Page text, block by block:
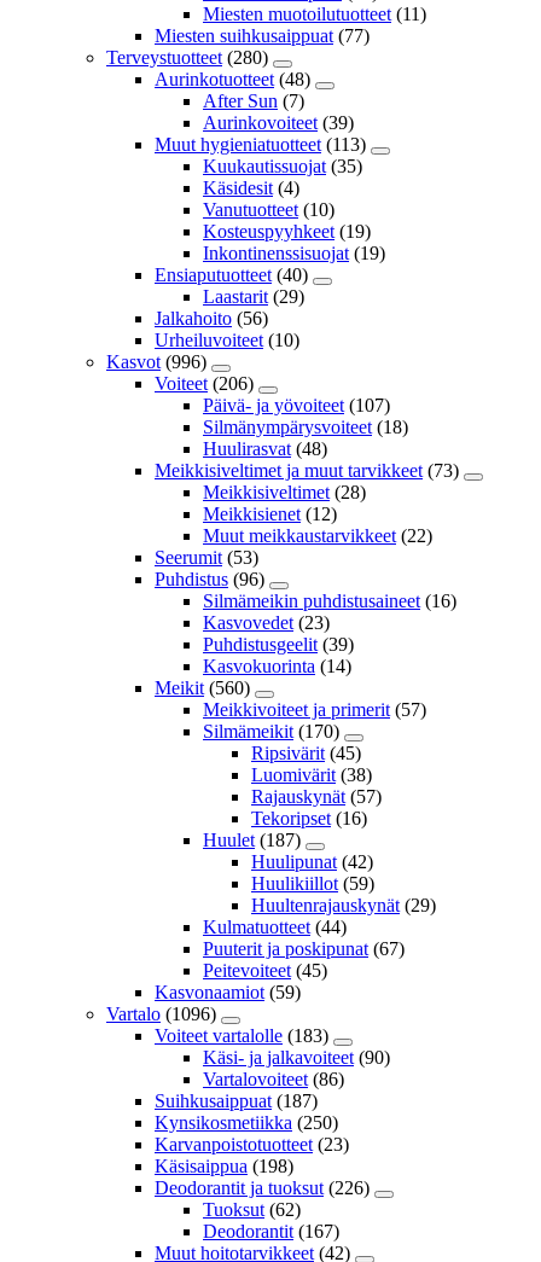
Miesten muotoilutuotteet (11)
Miesten suihkusaippuat (77)
Terveystuotteet (280)
Aurinkotuotteet (48)
After Sun (7)
Aurinkovoiteet (39)
Muut hygieniatuotteet (113)
Kuukautissuojat (35)
Käsidesit (4)
Vanutuotteet (10)
Kosteuspyyhkeet (19)
Inkontinenssisuojat (19)
Ensiaputuotteet (40)
Laastarit (29)
Jalkahoito (56)
Urheiluvoiteet (10)
Kasvot (996)
Voiteet (206)
Päivä- ja yövoiteet (107)
Silmänympärysvoiteet (18)
Huulirasvat (48)
Meikkisiveltimet ja muut tarvikkeet (73)
Meikkisiveltimet (28)
Meikkisienet (12)
Muut meikkaustarvikkeet (22)
Seerumit (53)
Puhdistus (96)
Silmämeikin puhdistusaineet (16)
Kasvovedet (23)
Puhdistusgeelit (39)
Kasvokuorinta (14)
Meikit (560)
Meikkivoiteet ja primerit (57)
Silmämeikit (170)
Ripsivärit (45)
Luomivärit (38)
Rajauskynät (57)
Tekoripset (16)
Huulet (187)
Huulipunat (42)
Huulikiillot (59)
Huultenrajauskynät (29)
Kulmatuotteet (44)
Puuterit ja poskipunat (67)
Peitevoiteet (45)
Kasvonaamiot (59)
Vartalo (1096)
Voiteet vartalolle (183)
Käsi- ja jalkavoiteet (90)
Vartalovoiteet (86)
Suihkusaippuat (187)
Kynsikosmetiikka (250)
Karvanpoistotuotteet (23)
Käsisaippua (198)
Deodorantit ja tuoksut (226)
Tuoksut (62)
Deodorantit (167)
Muut hoitotarvikkeet (42)